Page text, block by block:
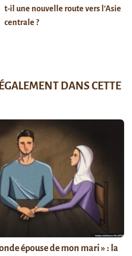
t-il une nouvelle route vers l’Asie
centrale ?
DANS CETTE
épouse de mon mari » : la